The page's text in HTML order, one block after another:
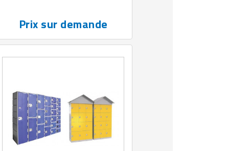
Prix sur demande